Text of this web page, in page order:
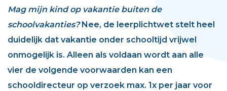
Mag mijn kind op vakantie buiten de
schoolvakanties? Nee, de leerplichtwet stelt heel
duidelijk dat vakantie onder schooltijd vrijwel
onmogelijk is. Alleen als voldaan wordt aan alle
vier de volgende voorwaarden kan een
schooldirecteur op verzoek max. 1x per jaar voor